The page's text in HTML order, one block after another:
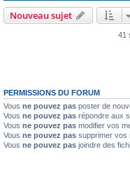
Nouveau sujet
41
PERMISSIONS DU FORUM
Vous ne pouvez pas poster de
Vous ne pouvez pas répondre aux
Vous ne pouvez pas modifier vos
Vous ne pouvez pas supprimer vos
Vous ne pouvez pas joindre des